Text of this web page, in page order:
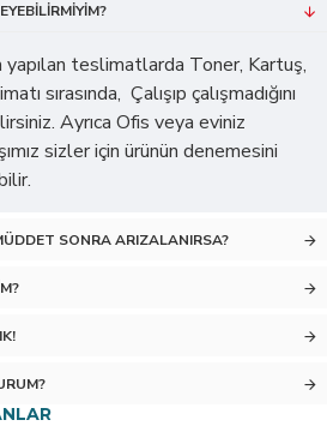
yapılan teslimatlarda Toner, Kartuş,
sırasında, Çalışıp çalışmadığını
Ayrıca Ofis veya eviniz
sizler için ürünün denemesini
SONRA ARIZALANIRSA?